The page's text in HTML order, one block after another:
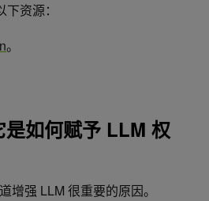
资源：
。
如何赋予 LLM 权
增强 LLM 很重要的原因。